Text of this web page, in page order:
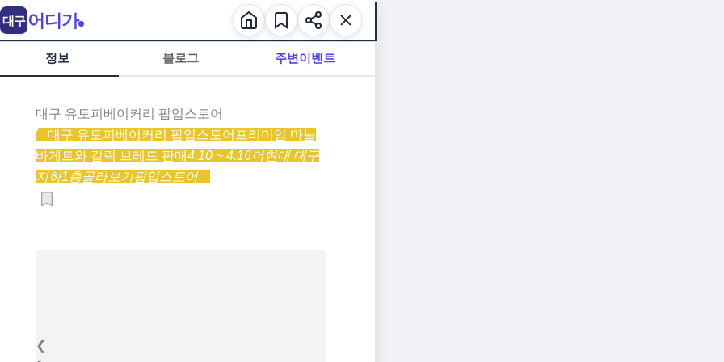
정보 블로그 주변이벤트
대구 유토피베이커리 팝업스토어
대구 유토피베이커리 팝업스토어 프리미엄 마늘
바게트와 갈릭 브레드 판매4.10 ~ 4.16더현대 대구
지하1층골라보기팝업스토어
❮
대구 어디가